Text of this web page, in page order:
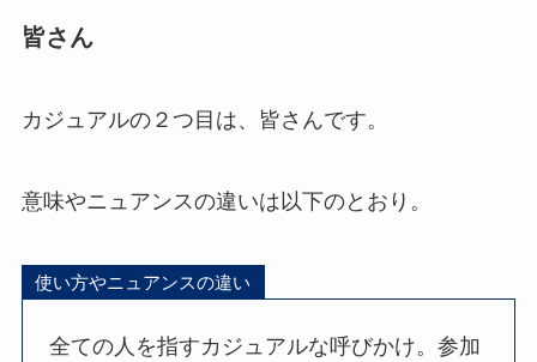
皆さん
カジュアルの２つ目は、皆さんです。
意味やニュアンスの違いは以下のとおり。
使い方やニュアンスの違い
全ての人を指すカジュアルな呼びかけ。参加